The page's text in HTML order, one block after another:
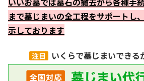
まで墓じまいの全工程をサポートし
示しております
注目 いくらで墓じまいできる